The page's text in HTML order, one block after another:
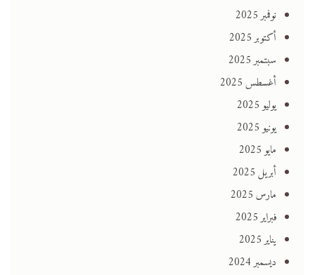
نوفمبر 2025
أكتوبر 2025
سبتمبر 2025
أغسطس 2025
يوليو 2025
يونيو 2025
مايو 2025
أبريل 2025
مارس 2025
فبراير 2025
يناير 2025
ديسمبر 2024